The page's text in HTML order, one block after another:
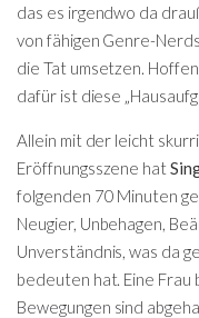
das es irgendwo da
von fähigen Genre-
die Tat umsetzen.
dafür ist diese
Allein mit der leicht
Eröffnungsszene hat
folgenden 70 Minuten
Neugier, Unbehagen,
Unverständnis, was da
bedeuten hat. Eine
Bewegungen sind